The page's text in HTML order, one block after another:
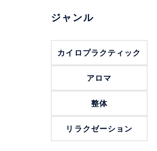
ジャンル
カイロプラクティック
アロマ
整体
リラクゼーション